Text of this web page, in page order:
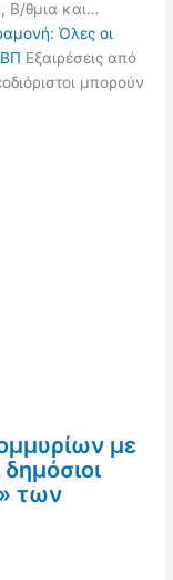
Β/θμια και…
Όλες οι
Εξαιρέσεις από
μπορούν
με
των